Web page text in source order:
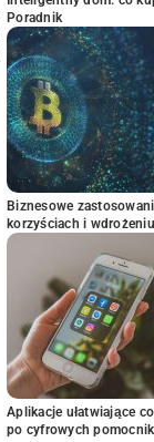
Poradnik
Biznesowe
korzyściach i wdrożeniu
Aplikacje ułatwiające
po cyfrowych